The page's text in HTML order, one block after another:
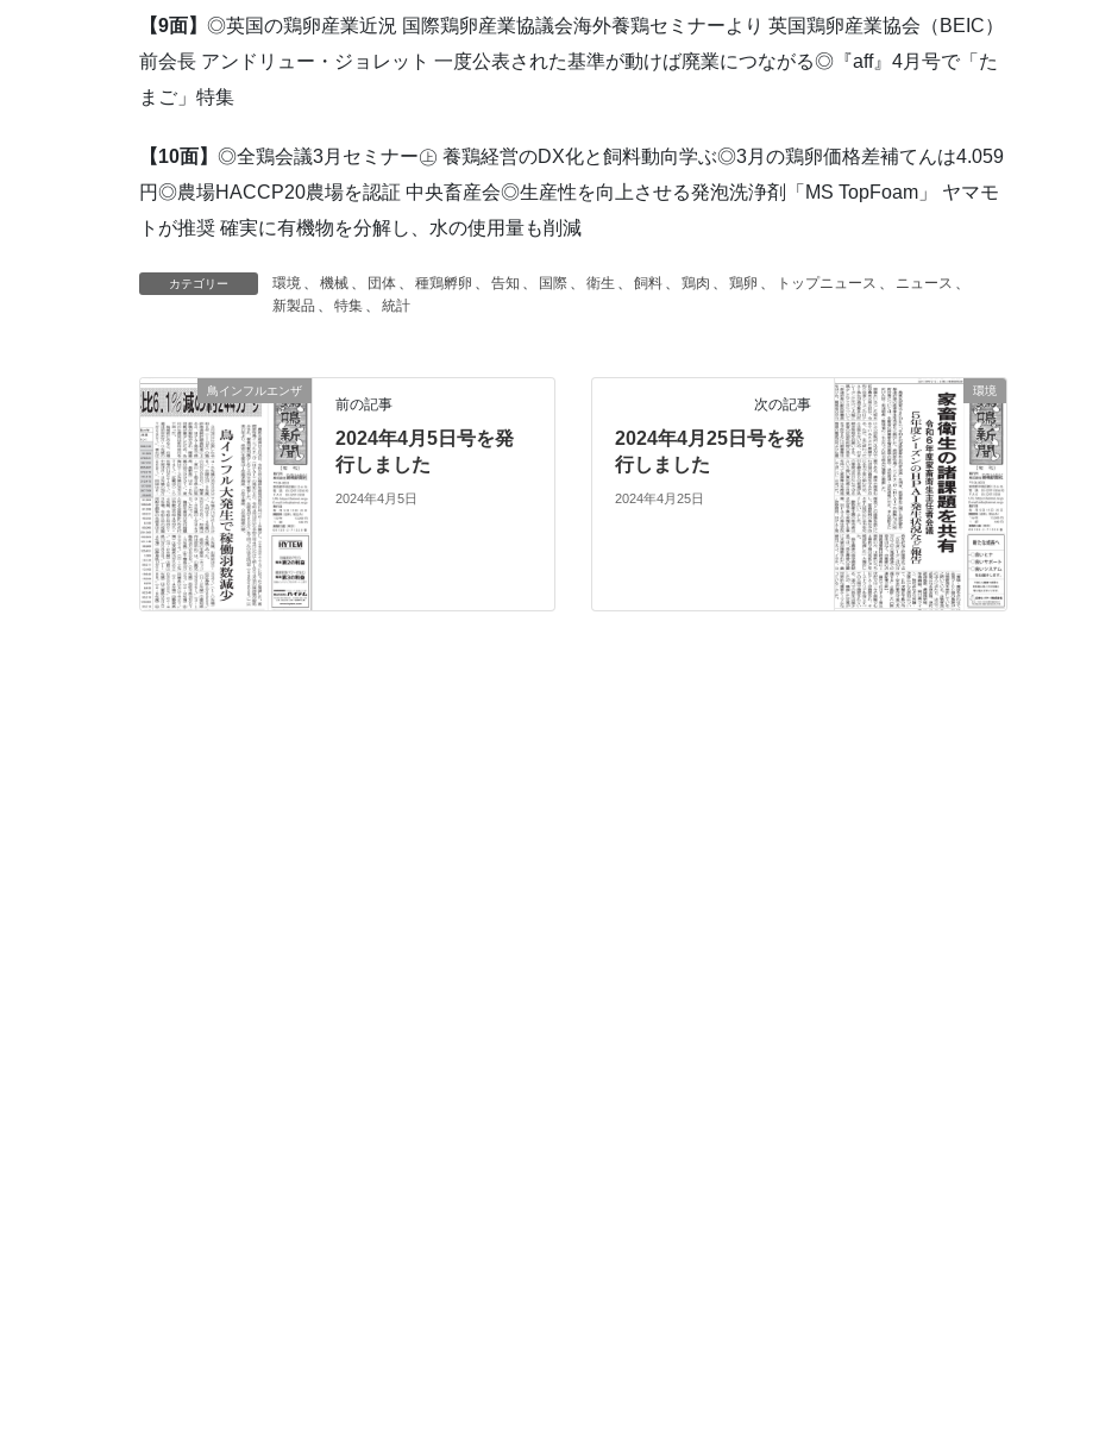
【9面】 ◎英国の鶏卵産業近況 国際鶏卵産業協議会海外養鶏セミナーより 英国鶏卵産業協会（BEIC）
前会長 アンドリュー・ジョレット 一度公表された基準が動けば廃業につながる◎『aff』4月号で「た
まご」特集
【10面】 ◎全鶏会議3月セミナー㊤ 養鶏経営のDX化と飼料動向学ぶ◎3月の鶏卵価格差補てんは4.059
円◎農場HACCP20農場を認証 中央畜産会◎生産性を向上させる発泡洗浄剤「MS TopFoam」 ヤマモ
トが推奨 確実に有機物を分解し、水の使用量も削減
カテゴリー 環境 機械 団体 種鶏孵卵 告知 国際 衛生 飼料 鶏肉 鶏卵 トップニュース ニュース
新製品
特集 統計
鳥インフルエンザ
前の記事
2024年4月5日号を発
行しました
2024年4月5日
環境
次の記事
2024年4月25日号を発
行しました
2024年4月25日